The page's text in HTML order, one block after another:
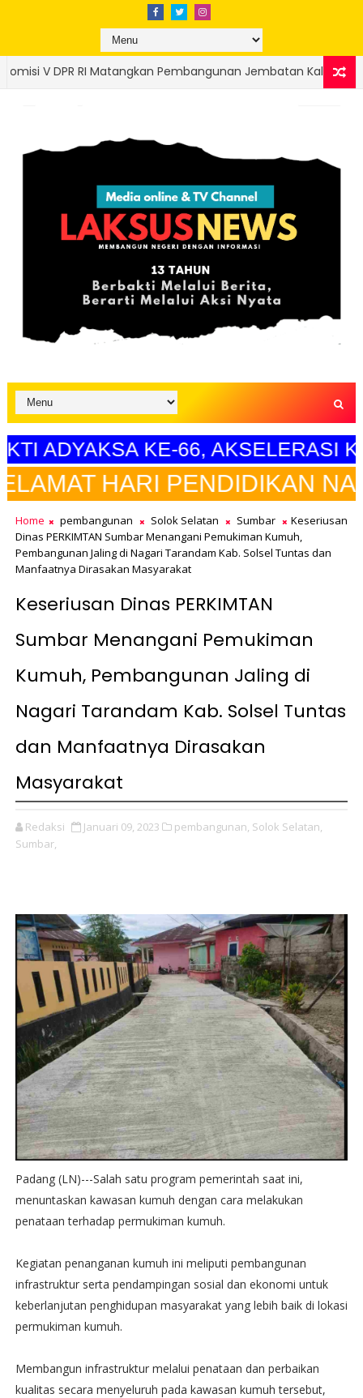
Jembatan Kalawi dan Infrastruktur Pascabanjir di
BHAKTI ADYAKSA KE-66,
NASIONAL"
Home pembangunan Solok Selatan Sumbar
Keseriusan
Dinas PERKIMTAN Sumbar Menangani Pemukiman Kumuh,
Pembangunan Jaling di Nagari Tarandam Kab. Solsel Tuntas dan
Manfaatnya Dirasakan Masyarakat
Keseriusan Dinas PERKIMTAN
Sumbar Menangani Pemukiman
Kumuh, Pembangunan Jaling di
Nagari Tarandam Kab. Solsel Tuntas
dan Manfaatnya Dirasakan
Masyarakat
Redaksi Januari 09, 2023 pembangunan, Solok Selatan,
Sumbar,
Padang (LN)---Salah satu program pemerintah saat ini,
menuntaskan kawasan kumuh dengan cara melakukan
penataan terhadap permukiman kumuh.
Kegiatan penanganan kumuh ini meliputi pembangunan
infrastruktur serta pendampingan sosial dan ekonomi untuk
keberlanjutan penghidupan masyarakat yang lebih baik di lokasi
permukiman kumuh.
Membangun infrastruktur melalui penataan dan perbaikan
kualitas secara menyeluruh pada kawasan kumuh tersebut,